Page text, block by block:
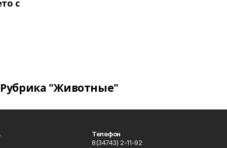
с
Рубрика "Животные"
Телефон
8(34743) 2-11-92